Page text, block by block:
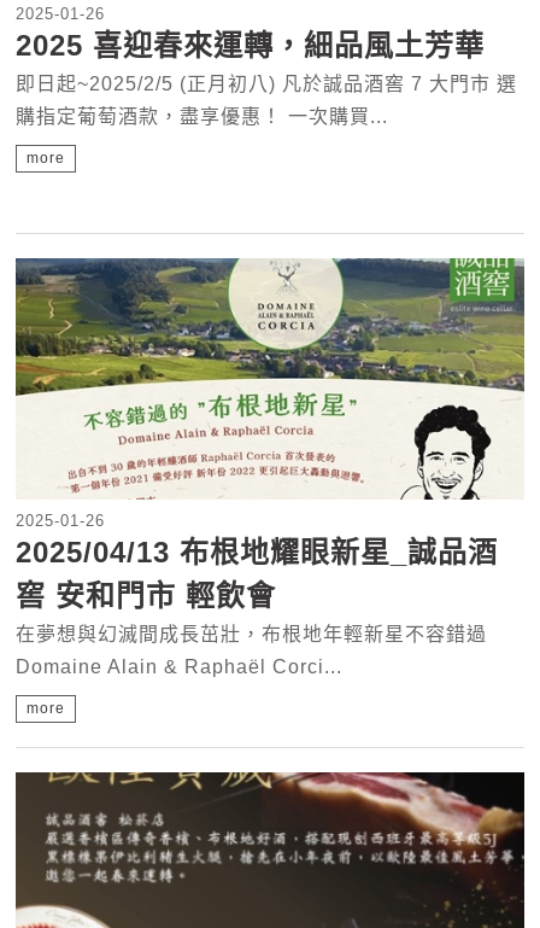
2025-01-26
2025 喜迎春來運轉，細品風土芳華
即日起~2025/2/5 (正月初八) 凡於誠品酒窖 7 大門市 選
購指定葡萄酒款，盡享優惠！ 一次購買...
more
2025-01-26
2025/04/13 布根地耀眼新星_誠品酒
窖 安和門市 輕飲會
在夢想與幻滅間成長茁壯，布根地年輕新星不容錯過
Domaine Alain & Raphaël Corci...
more